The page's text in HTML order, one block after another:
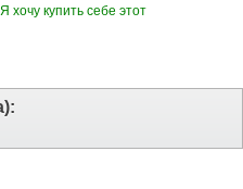
хочу купить себе этот